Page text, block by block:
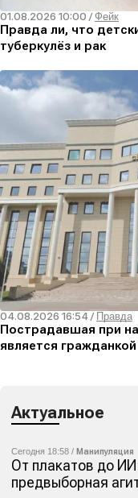
01.08.2026 10:00 /Фейк
Правда ли, что
туберкулёз и рак
04.08.2026 16:54 / Правда
Пострадавшая при
является
Актуальное
Сегодня 18:58 / Манипуляция
От плакатов до
предвыборная